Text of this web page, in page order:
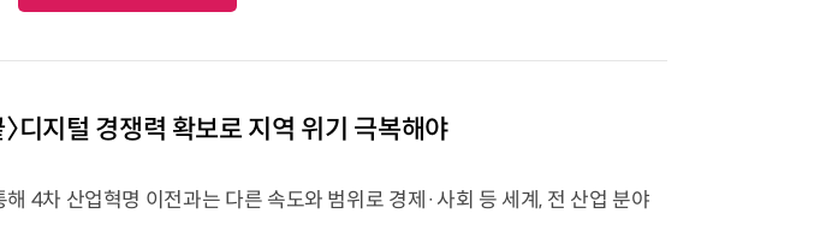
디지털 경쟁력 확보로 지역 위기 극복해야
차 산업혁명 이전과는 다른 속도와 범위로 경제·사회 등 세계, 전 산업 분야